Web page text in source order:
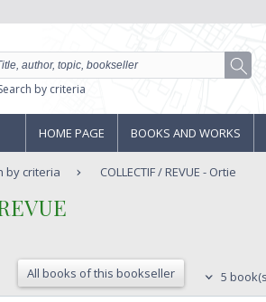
by criteria
HOME PAGE BOOKS AND WORKS
by criteria COLLECTIF / REVUE - Ortie
All books of this bookseller 5